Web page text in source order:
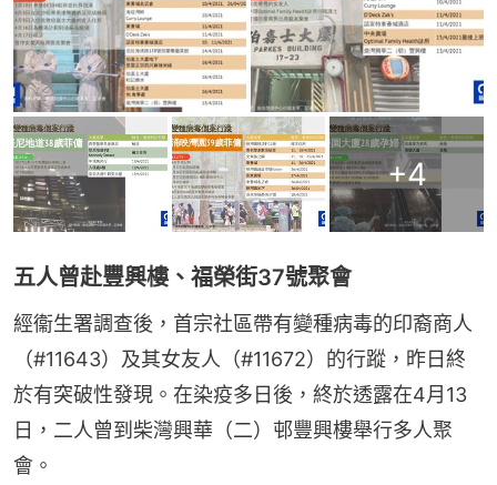
+4
五人曾赴豐興樓、福榮街37號聚會
經衞生署調查後，首宗社區帶有變種病毒的印裔商人
（#11643）及其女友人（#11672）的行蹤，昨日終
於有突破性發現。在染疫多日後，終於透露在4月13
日，二人曾到柴灣興華（二）邨豐興樓舉行多人聚
會。